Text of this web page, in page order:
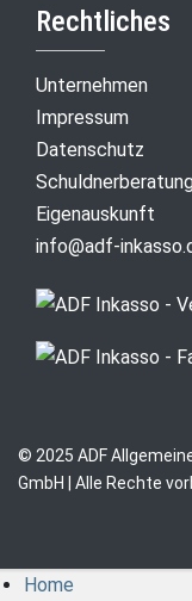
Rechtliches
Unternehmen
Impressum
Datenschutz
Eigenauskunft
info@adf-
© 2025 ADF
GmbH | Alle Rechte
Home